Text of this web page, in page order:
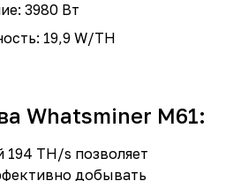
3980 Вт
19,9 W/TH
Whatsminer M61:
TH/s позволяет
добывать